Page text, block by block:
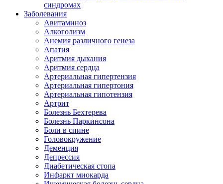
синдромах
Заболевания
Авитаминоз
Алкоголизм
Анемия различного генеза
Апатия
Аритмия дыхания
Аритмия сердца
Артериальная гипертензия
Артериальная гипертония
Артериальная гипотензия
Артрит
Болезнь Бехтерева
Болезнь Паркинсона
Боли в спине
Головокружение
Деменция
Депрессия
Диабетическая стопа
Инфаркт миокарда